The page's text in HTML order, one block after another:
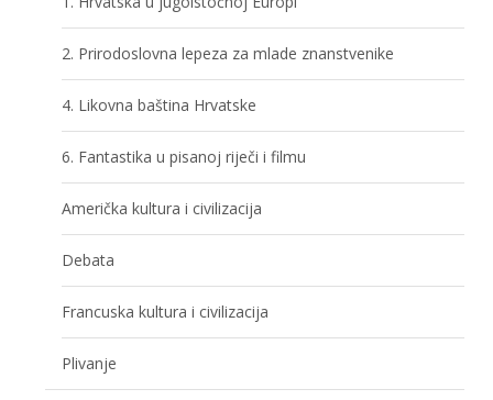
2. Prirodoslovna lepeza za mlade znanstvenike
4. Likovna baština Hrvatske
6. Fantastika u pisanoj riječi i filmu
Američka kultura i civilizacija
Debata
Francuska kultura i civilizacija
Plivanje